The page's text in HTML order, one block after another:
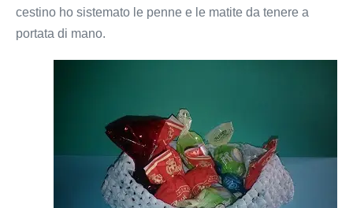
cestino ho sistemato le penne e le matite da tenere a
portata di mano.